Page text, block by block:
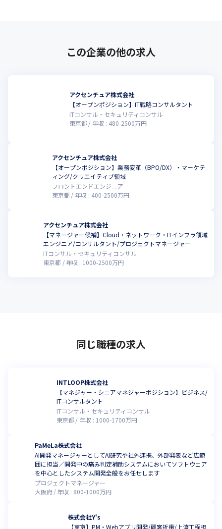
この企業の他の求人
アクセンチュア株式会社
【オープンポジション】IT戦略コンサルタント
ITコンサル・セキュリティコンサル
東京都
年収 : 480-2500万円
アクセンチュア株式会社
【オープンポジション】業務変革（BPO/DX）・マーケテ
ィング/クリエイティブ領域
フロントエンドエンジニア
東京都
年収 : 400-2500万円
アクセンチュア株式会社
【マネージャー候補】Cloud・ネットワーク・ITインフラ領域
エンジニア/コンサルタント/プロジェクトマネージャー
ITコンサル・セキュリティコンサル
東京都
年収 : 1000-2500万円
同じ職種の求人
INTLOOP株式会社
【マネジャー・シニアマネジャーポジション】ビジネス/
ITコンサルタント
ITコンサル・セキュリティコンサル
東京都
年収 : 1000-1700万円
PaMeLa株式会社
AI開発マネージャーとしてAI研究や社外連携、外部発表など広範
囲に担当／開発中の痛み判定補助システムにおいてソフトウェア
を中心としたシステム開発全般をお任せします
プロジェクトマネージャー
大阪府
年収 : 800-1000万円
株式会社Y's
【東京】PM・Webアプリ開発/顧客折衝/上流工程担